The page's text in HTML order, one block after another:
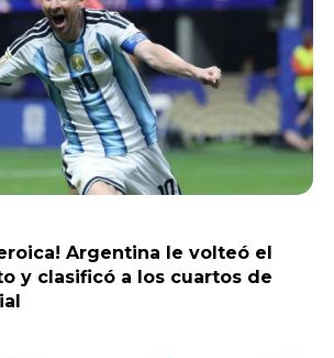
Argentina le volteó el
y clasificó a los cuartos de